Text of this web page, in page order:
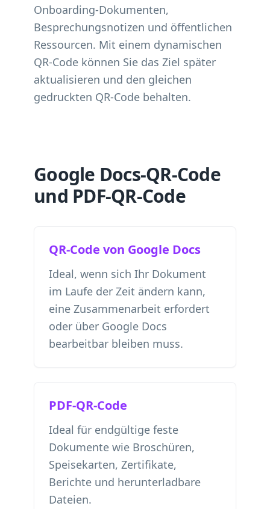
Onboarding-Dokumenten,
Besprechungsnotizen und öffentlichen
Ressourcen. Mit einem dynamischen
QR-Code können Sie das Ziel später
aktualisieren und den gleichen
gedruckten QR-Code behalten.
Google Docs-QR-Code
und PDF-QR-Code
QR-Code von Google Docs
Ideal, wenn sich Ihr Dokument
im Laufe der Zeit ändern kann,
eine Zusammenarbeit erfordert
oder über Google Docs
bearbeitbar bleiben muss.
PDF-QR-Code
Ideal für endgültige feste
Dokumente wie Broschüren,
Speisekarten, Zertifikate,
Berichte und herunterladbare
Dateien.